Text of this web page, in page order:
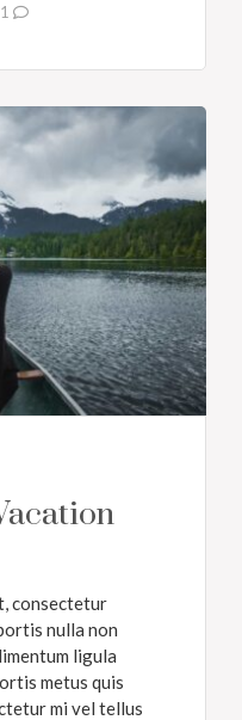
1
consectetur
nulla non
ligula
metus quis
mi vel tellus